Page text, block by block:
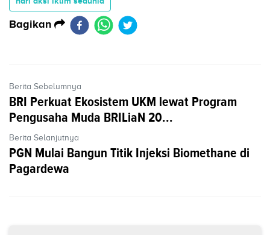
Bagikan
Berita Sebelumnya
BRI Perkuat Ekosistem UKM lewat Program
Pengusaha Muda BRILiaN 20...
Berita Selanjutnya
PGN Mulai Bangun Titik Injeksi Biomethane di
Pagardewa